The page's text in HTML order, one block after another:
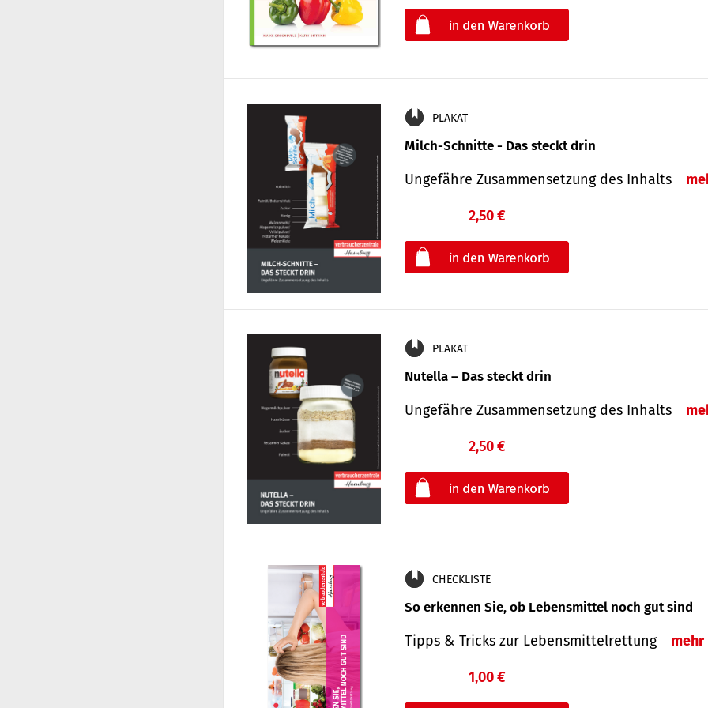
PLAKAT
Milch-Schnitte - Das steckt drin
Ungefähre Zu­sammen­setzung des Inhalts
2,50 €
PLAKAT
Nutella – Das steckt drin
Ungefähre Zusammensetzung des Inhalts
2,50 €
CHECKLISTE
So erkennen Sie, ob Lebensmittel noch gut sind
Tipps & Tricks zur Lebensmittelrettung mehr
1,00 €